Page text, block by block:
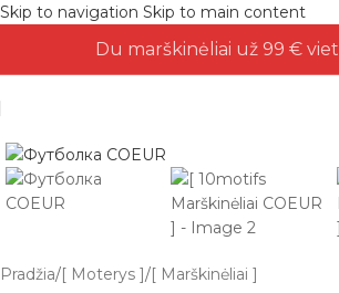
Skip to navigation Skip to main content
Du marškinėliai už 99 €
Pradžia/[ Moterys ]/[ Marškinėliai ]